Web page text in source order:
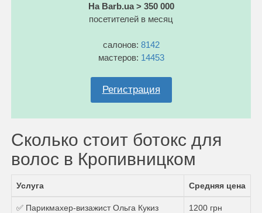
На Barb.ua > 350 000
посетителей в месяц
салонов: 8142
мастеров: 14453
Регистрация
Сколько стоит ботокс для
волос в Кропивницком
Услуга Средняя цена
✅ Парикмахер-визажист Ольга Кукиз 1200 грн